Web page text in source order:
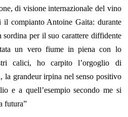
di visione internazionale del vino
il compianto Antoine Gaita: durante
per il suo carattere diffidente
un vero fiume in piena con lo
calici, ho carpito l’orgoglio di
la grandeur irpina nel senso positivo
e a quell’esempio secondo me si
futura”